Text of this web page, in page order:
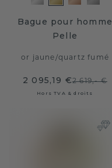
Bague pour homme
Pelle
or jaune/quartz fumé
2 095,19 €2 619,- €
Hors TVA & droits